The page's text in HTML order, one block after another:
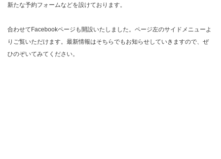
新たな予約フォームなどを設けております。
合わせてFacebookページも開設いたしました。ページ左のサイドメニューよ
りご覧いただけます。最新情報はそちらでもお知らせしていきますので、ぜ
ひのぞいてみてください。